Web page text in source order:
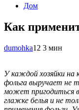
Дом
Как
dumohka12 3 мин
У каждой хозяйки на
фольга выручает не
может пригодиться в
глажке белья и не